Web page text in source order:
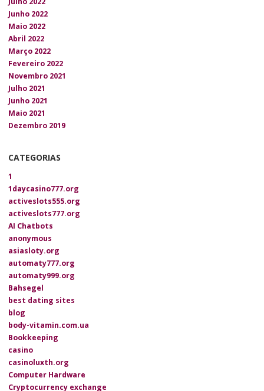
Junho 2022
Maio 2022
Abril 2022
Março 2022
Fevereiro 2022
Novembro 2021
Julho 2021
Junho 2021
Maio 2021
Dezembro 2019
CATEGORIAS
1
1daycasino777.org
activeslots555.org
activeslots777.org
AI Chatbots
anonymous
asiasloty.org
automaty777.org
automaty999.org
Bahsegel
best dating sites
blog
body-vitamin.com.ua
Bookkeeping
casino
casinoluxth.org
Computer Hardware
Cryptocurrency exchange